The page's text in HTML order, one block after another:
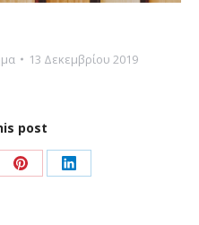
13 Δεκεμβρίου 2019
post
Share Share